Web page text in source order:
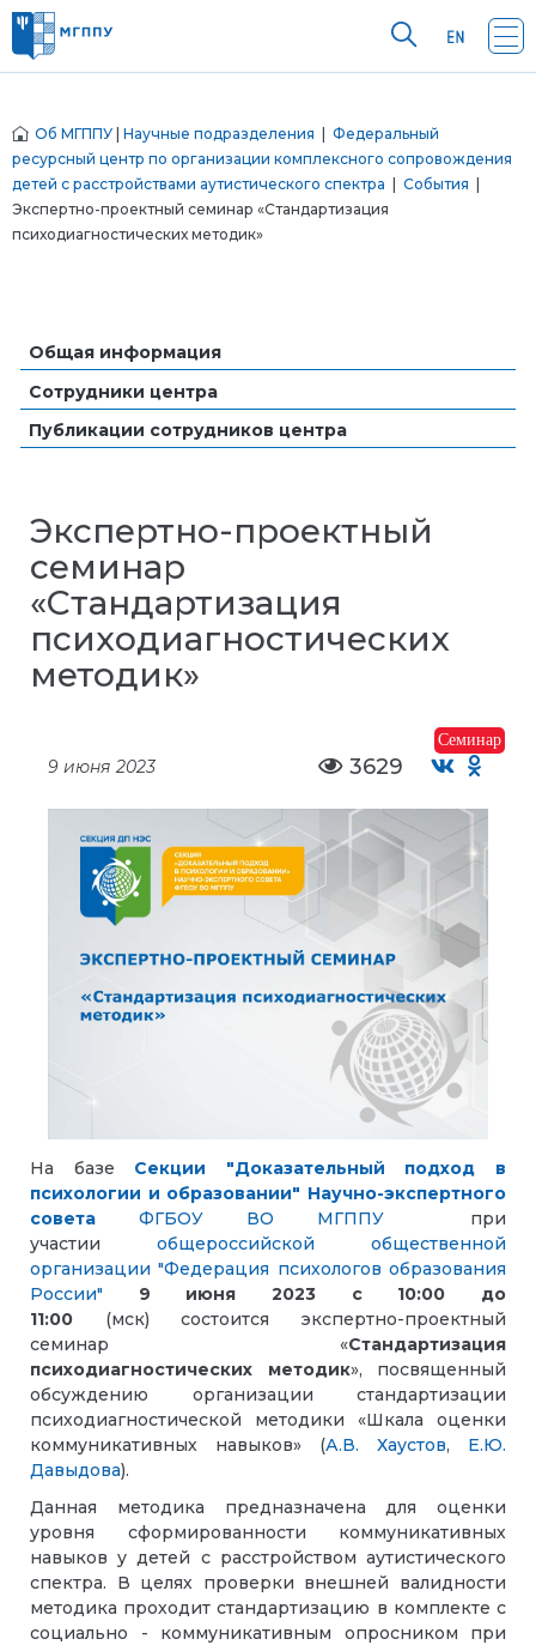
Об МГППУ Научные подразделения
Федеральный
ресурсный центр по организации комплексного сопровождения
детей с расстройствами аутистического спектра
События
Экспертно-проектный семинар «Стандартизация
психодиагностических методик»
Общая информация
Сотрудники центра
Публикации сотрудников центра
Экспертно-проектный
семинар
«Стандартизация
психодиагностических
методик»
Семинар
9 июня 2023 3629
На базе
Секции "Доказательный подход в
психологии и образовании" Научно-экспертного
совета ФГБОУ ВО МГППУ
при
участии
общероссийской общественной
организации "Федерация психологов образования
России"
9 июня 2023 с 10:00 до
11:00 (мск) состоится экспертно-проектный
семинар «Стандартизация
психодиагностических методик», посвященный
обсуждению организации стандартизации
психодиагностической методики «Шкала оценки
коммуникативных навыков» (А.В. Хаустов,
Е.Ю.
Давыдова).
Данная методика предназначена для оценки
уровня сформированности коммуникативных
навыков у детей с расстройством аутистического
спектра. В целях проверки внешней валидности
методика проходит стандартизацию в комплекте с
социально - коммуникативным опросником при